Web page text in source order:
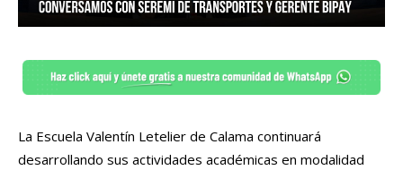
La Escuela Valentín Letelier de Calama continuará
desarrollando sus actividades académicas en modalidad